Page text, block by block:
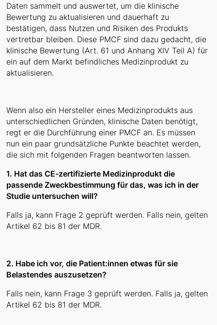
Daten sammelt und auswertet, um die klinische
Bewertung zu aktualisieren und dauerhaft zu
bestätigen, dass Nutzen und Risiken des Produkts
vertretbar bleiben. Diese PMCF sind dazu gedacht, die
klinische Bewertung (Art. 61 und Anhang XIV Teil A) für
ein auf dem Markt befindliches Medizinprodukt zu
aktualisieren.
Wenn also ein Hersteller eines Medizinprodukts aus
unterschiedlichen Gründen, klinische Daten benötigt,
regt er die Durchführung einer PMCF an. Es müssen
nun ein paar grundsätzliche Punkte beachtet werden,
die sich mit folgenden Fragen beantworten lassen.
1. Hat das CE-zertifizierte Medizinprodukt die
passende Zweckbestimmung für das, was ich in der
Studie untersuchen will?
Falls ja, kann Frage 2 geprüft werden. Falls nein, gelten
Artikel 62 bis 81 der MDR.
2. Habe ich vor, die Patient:innen etwas für sie
Belastendes auszusetzen?
Falls nein, kann Frage 3 geprüft werden. Falls ja, gelten
Artikel 62 bis 81 der MDR.